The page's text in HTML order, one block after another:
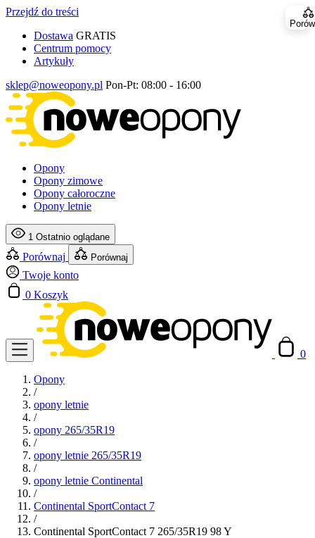
Przejdź do treści
Dostawa GRATIS
Centrum pomocy
Artykuły
sklep@noweopony.pl Pon-Pt: 08:00 - 16:00
Opony
Opony zimowe
Opony całoroczne
Opony letnie
1 Ostatnio oglądane
Porównaj Porównaj
Twoje konto
0 Koszyk
0
Opony
/
opony letnie
/
opony 265/35R19
/
opony letnie 265/35R19
/
opony letnie Continental
/
Continental SportContact 7
/
Continental SportContact 7 265/35R19 98 Y